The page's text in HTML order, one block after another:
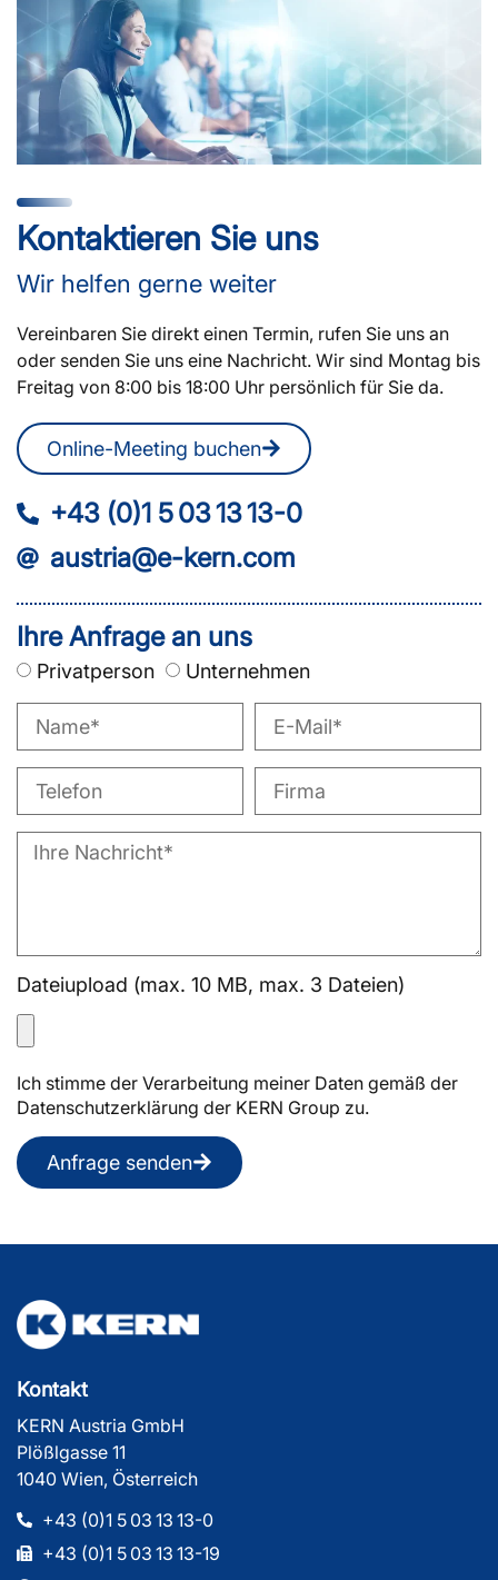
Kontaktieren Sie uns
Wir helfen gerne weiter
Vereinbaren Sie direkt einen Termin, rufen Sie uns an
oder senden Sie uns eine Nachricht. Wir sind Montag bis
Freitag von 8:00 bis 18:00 Uhr persönlich für Sie da.
Online-Meeting buchen
+43 (0)1 5 03 13 13-0
austria@e-kern.com
Ihre Anfrage an uns
Privatperson Unternehmen
Dateiupload (max. 10 MB, max. 3 Dateien)
Ich stimme der Verarbeitung meiner Daten gemäß der
Datenschutzerklärung der KERN Group zu.
Anfrage senden
Kontakt
KERN Austria GmbH
Plößlgasse 11
1040 Wien, Österreich
+43 (0)1 5 03 13 13-0
+43 (0)1 5 03 13 13-19